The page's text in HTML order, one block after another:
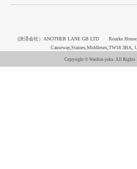
(決済会社）ANOTHER LANE GB LTD Rourke House,
Causeway,Staines,Middlesex,TW18 3BA,
Copyright © Washin-juku. All Rights